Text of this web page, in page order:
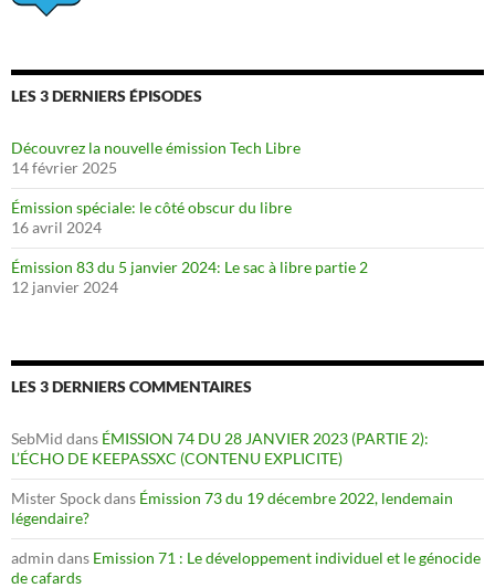
LES 3 DERNIERS ÉPISODES
Découvrez la nouvelle émission Tech Libre
14 février 2025
Émission spéciale: le côté obscur du libre
16 avril 2024
Émission 83 du 5 janvier 2024: Le sac à libre partie 2
12 janvier 2024
LES 3 DERNIERS COMMENTAIRES
SebMid dans ÉMISSION 74 DU 28 JANVIER 2023 (PARTIE 2):
L’ÉCHO DE KEEPASSXC (CONTENU EXPLICITE)
Mister Spockdans Émission 73 du 19 décembre 2022, lendemain
légendaire?
admin dans Emission 71 : Le développement individuel et le génocide
de cafards